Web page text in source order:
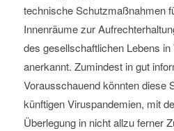
technische Schutzmaßnahmen
Innenräume zur
des gesellschaftlichen Lebens
anerkannt. Zumindest in gut
Vorausschauend könnten diese
künftigen Viruspandemien, mit
Überlegung in nicht allzu ferner